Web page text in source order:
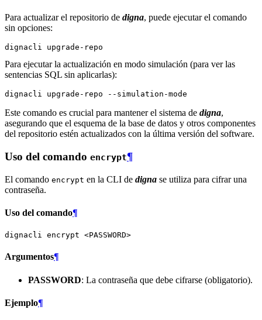
Para actualizar el repositorio de digna, puede ejecutar el comando
sin opciones:
dignacli
Para ejecutar la actualización en modo simulación (para ver las
sentencias SQL sin aplicarlas):
dignacli upgrade-repo
Este comando es crucial para mantener el sistema de digna,
asegurando que el esquema de la base de datos y otros componentes
del repositorio estén actualizados con la última versión del software.
Uso del comando encrypt¶
El comando encrypt en la CLI de digna se utiliza para cifrar una
contraseña.
Uso del comando¶
dignacli encrypt
Argumentos¶
PASSWORD: La contraseña que debe cifrarse (obligatorio).
Ejemplo¶